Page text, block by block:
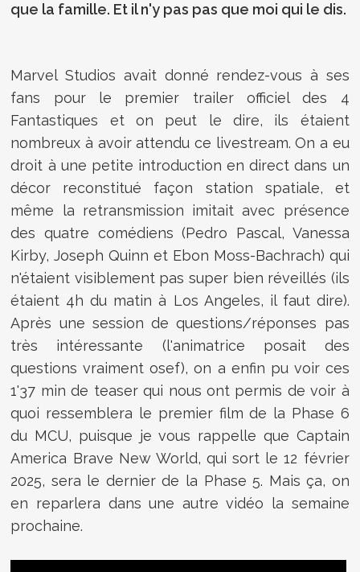
que la famille. Et il n'y pas pas que moi qui le dis.
Marvel Studios avait donné rendez-vous à ses
fans pour le premier trailer officiel des 4
Fantastiques et on peut le dire, ils étaient
nombreux à avoir attendu ce livestream. On a eu
droit à une petite introduction en direct dans un
décor reconstitué façon station spatiale, et
même la retransmission imitait avec présence
des quatre comédiens (Pedro Pascal, Vanessa
Kirby, Joseph Quinn et Ebon Moss-Bachrach) qui
n'étaient visiblement pas super bien réveillés (ils
étaient 4h du matin à Los Angeles, il faut dire).
Après une session de questions/réponses pas
très intéressante (l'animatrice posait des
questions vraiment osef), on a enfin pu voir ces
1'37 min de teaser qui nous ont permis de voir à
quoi ressemblera le premier film de la Phase 6
du MCU, puisque je vous rappelle que Captain
America Brave New World, qui sort le 12 février
2025, sera le dernier de la Phase 5. Mais ça, on
en reparlera dans une autre vidéo la semaine
prochaine.